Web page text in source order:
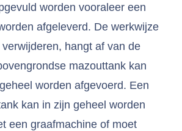
worden vooraleer een
afgeleverd. De werkwijze
hangt af van de
mazouttank kan
worden afgevoerd. Een
kan in zijn geheel worden
een graafmachine of moet